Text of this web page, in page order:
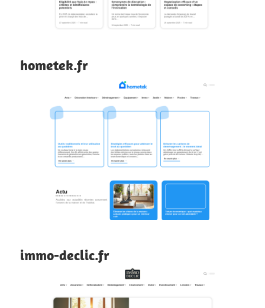
hometek.fr
immo-declic.fr